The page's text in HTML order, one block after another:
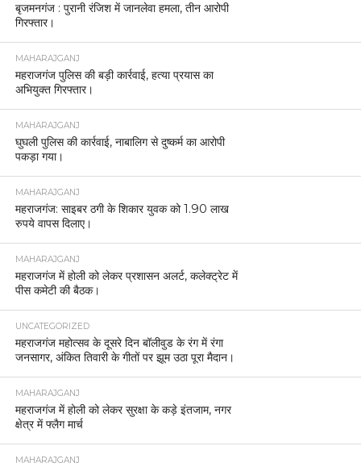
बृजमनगंज : पुरानी रंजिश में जानलेवा हमला, तीन आरोपी
गिरफ्तार।
MAHARAJGANJ
महराजगंज पुलिस की बड़ी कार्रवाई, हत्या प्रयास का
अभियुक्त गिरफ्तार।
MAHARAJGANJ
घुघली पुलिस की कार्रवाई, नाबालिग से दुष्कर्म का आरोपी
पकड़ा गया।
MAHARAJGANJ
महराजगंज: साइबर ठगी के शिकार युवक को 1.90 लाख
रुपये वापस दिलाए।
MAHARAJGANJ
महराजगंज में होली को लेकर प्रशासन अलर्ट, कलेक्ट्रेट में
पीस कमेटी की बैठक।
UNCATEGORIZED
महराजगंज महोत्सव के दूसरे दिन बॉलीवुड के रंग में रंगा
जनसागर, अंकित तिवारी के गीतों पर झूम उठा पूरा मैदान।
MAHARAJGANJ
महराजगंज में होली को लेकर सुरक्षा के कड़े इंतजाम, नगर
क्षेत्र में फ्लैग मार्च
MAHARAJGANJ